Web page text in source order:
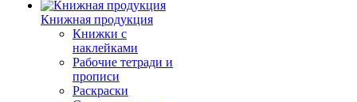
Книжная продукция
Книжки с
наклейками
Рабочие тетради и
прописи
Раскраски